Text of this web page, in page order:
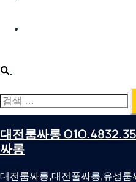
Search
검
색:
대전룸싸롱
싸롱
대전룸싸롱,대전풀싸롱,유성룸